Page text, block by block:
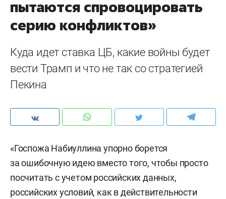
пытаются спровоцировать
серию конфликтов»
Куда идет ставка ЦБ, какие войны будет
вести Трамп и что не так со стратегией
Пекина
«Госпожа Набиуллина упорно борется
за ошибочную идею вместо того, чтобы просто
посчитать с учетом российских данных,
российских условий, как в действительности